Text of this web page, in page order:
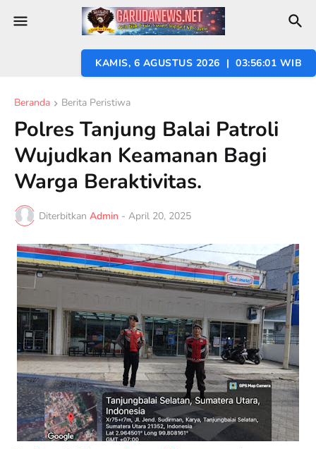
KAMIS, 6 AGUSTUS 2026 | 03:56:02 WIB
Beranda Berita Peristiwa
Polres Tanjung Balai Patroli
Wujudkan Keamanan Bagi
Warga Beraktivitas.
Diterbitkan Admin - April 20, 2025